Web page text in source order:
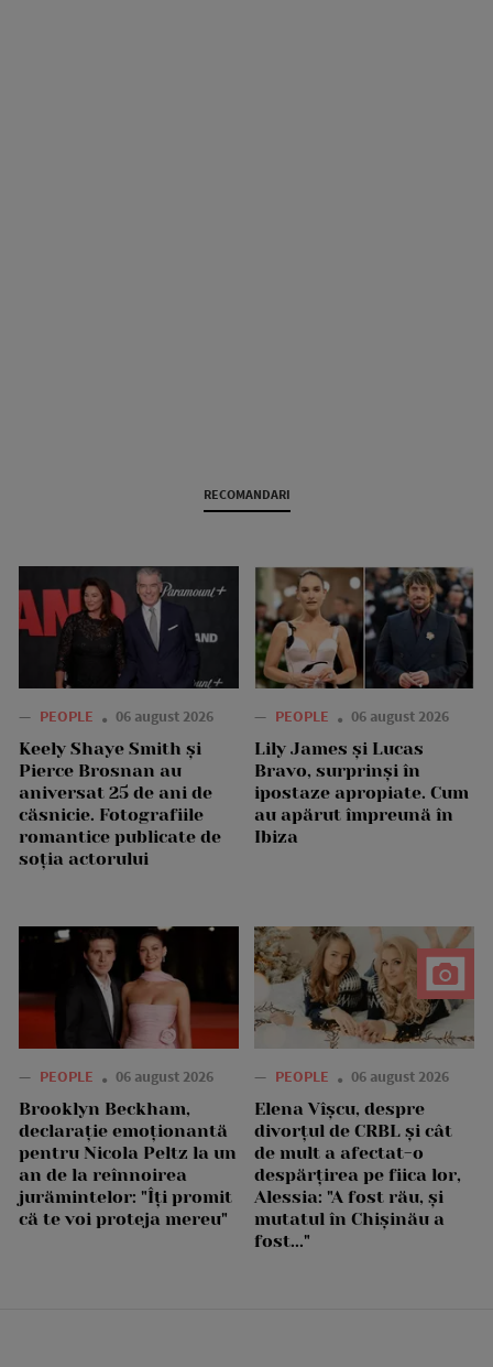
RECOMANDARI
— PEOPLE 06 august 2026
Keely Shaye Smith și
Pierce Brosnan au
aniversat 25 de ani de
căsnicie. Fotografiile
romantice publicate de
soția actorului
— PEOPLE 06 august 2026
Lily James și Lucas
Bravo, surprinși în
ipostaze apropiate. Cum
au apărut împreună în
Ibiza
— PEOPLE 06 august 2026
Brooklyn Beckham,
declarație emoționantă
pentru Nicola Peltz la un
an de la reînnoirea
jurămintelor: "Îți promit
că te voi proteja mereu"
— PEOPLE 06 august 2026
Elena Vîșcu, despre
divorțul de CRBL și cât
de mult a afectat-o
despărțirea pe fiica lor,
Alessia: "A fost rău, și
mutatul în Chișinău a
fost..."